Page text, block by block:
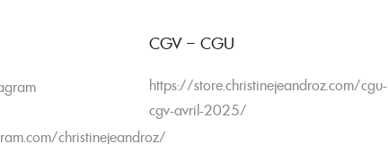
christinejeandroz/
CGV – CGU
https://store.christinejeandroz.com/cgu-
cgv-avril-2025/